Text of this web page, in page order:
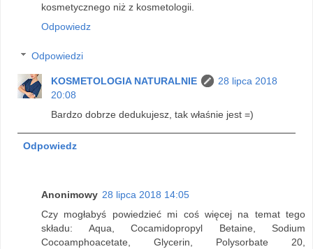
kosmetycznego niż z kosmetologii.
Odpowiedz
Odpowiedzi
KOSMETOLOGIA NATURALNIE
28 lipca 2018
20:08
Bardzo dobrze dedukujesz, tak właśnie jest =)
Odpowiedz
Anonimowy 28 lipca 2018 14:05
Czy mogłabyś powiedzieć mi coś więcej na temat tego
składu: Aqua, Cocamidopropyl Betaine, Sodium
Cocoamphoacetate, Glycerin, Polysorbate 20,